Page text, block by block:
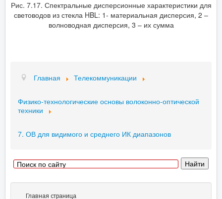
Рис. 7.17. Спектральные дисперсионные характеристики для
световодов из стекла HBL: 1- материальная дисперсия, 2 –
волноводная дисперсия, 3 – их сумма
Главная Телекоммуникации
Физико-технологические основы волоконно-оптической
техники
7. ОВ для видимого и среднего ИК диапазонов
Главная страница